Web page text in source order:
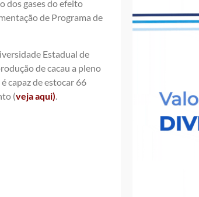
dos gases do efeito
de Programa de
Estadual de
de cacau a pleno
capaz de estocar 66
(veja aqui)